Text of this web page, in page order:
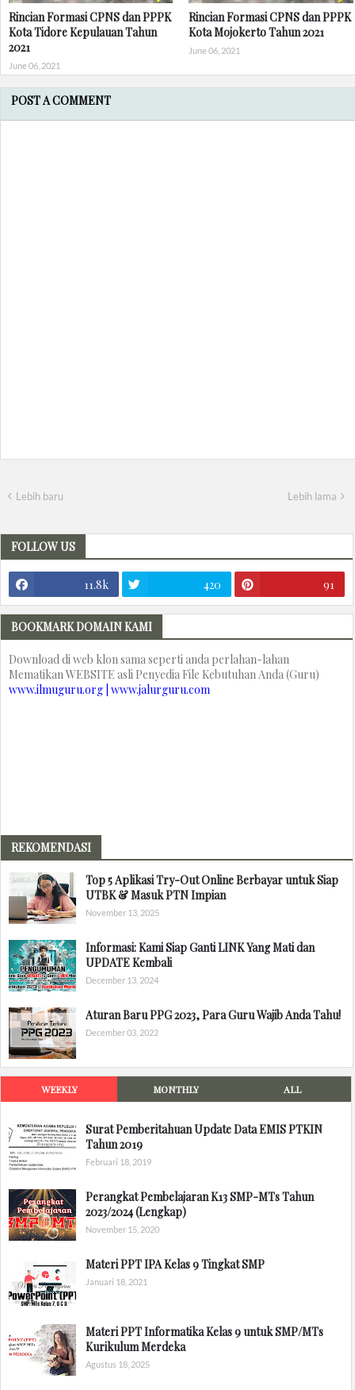
Rincian Formasi CPNS dan PPPK
Kota Tidore Kepulauan Tahun
2021
June 06, 2021
Rincian Formasi CPNS dan PPPK
Kota Mojokerto Tahun 2021
June 06, 2021
POST A COMMENT
Lebih baru Lebih lama
FOLLOW US
11.8k 420 91
BOOKMARK DOMAIN KAMI
Download di web klon sama seperti anda perlahan-lahan
Mematikan WEBSITE asli Penyedia File Kebutuhan Anda (Guru)
www.ilmuguru.org | www.jalurguru.com
REKOMENDASI
Top 5 Aplikasi Try-Out Online Berbayar untuk Siap
UTBK & Masuk PTN Impian
November 13, 2025
Informasi: Kami Siap Ganti LINK Yang Mati dan
UPDATE Kembali
December 13, 2024
Aturan Baru PPG 2023, Para Guru Wajib Anda Tahu!
December 03, 2022
WEEKLY MONTHLY ALL
Surat Pemberitahuan Update Data EMIS PTKIN
Tahun 2019
Februari 18, 2019
Perangkat Pembelajaran K13 SMP-MTs Tahun
2023/2024 (Lengkap)
November 15, 2020
Materi PPT IPA Kelas 9 Tingkat SMP
Januari 18, 2021
Materi PPT Informatika Kelas 9 untuk SMP/MTs
Kurikulum Merdeka
Agustus 18, 2025